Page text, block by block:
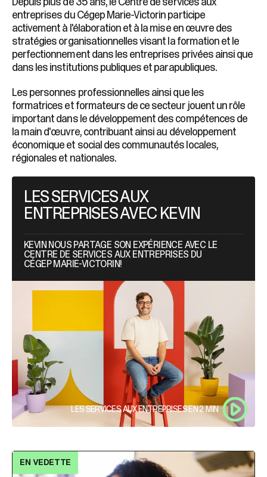
entreprises du Cégep Marie-Victorin participe
activement à l'élaboration et à la mise en œuvre des
stratégies organisationnelles visant la formation et le
perfectionnement dans les entreprises privées ainsi que
dans les institutions publiques et parapubliques.
Les personnes professionnelles ainsi que les
formatrices et formateurs de ce secteur jouent un rôle
important dans le développement des compétences de
la main d'œuvre, contribuant ainsi au développement
économique et social des communautés locales,
régionales et nationales.
LES SERVICES AUX
ENTREPRISES AVEC KEVIN
KEVIN NOUS PARTAGE SON EXPÉRIENCE AVEC LE
CENTRE DE SERVICES AUX ENTREPRISES DU
CÉGEP MARIE-VICTORIN!
LES SERVICES AUX ENTREPRISES EN 2 MIN
EN VEDETTE